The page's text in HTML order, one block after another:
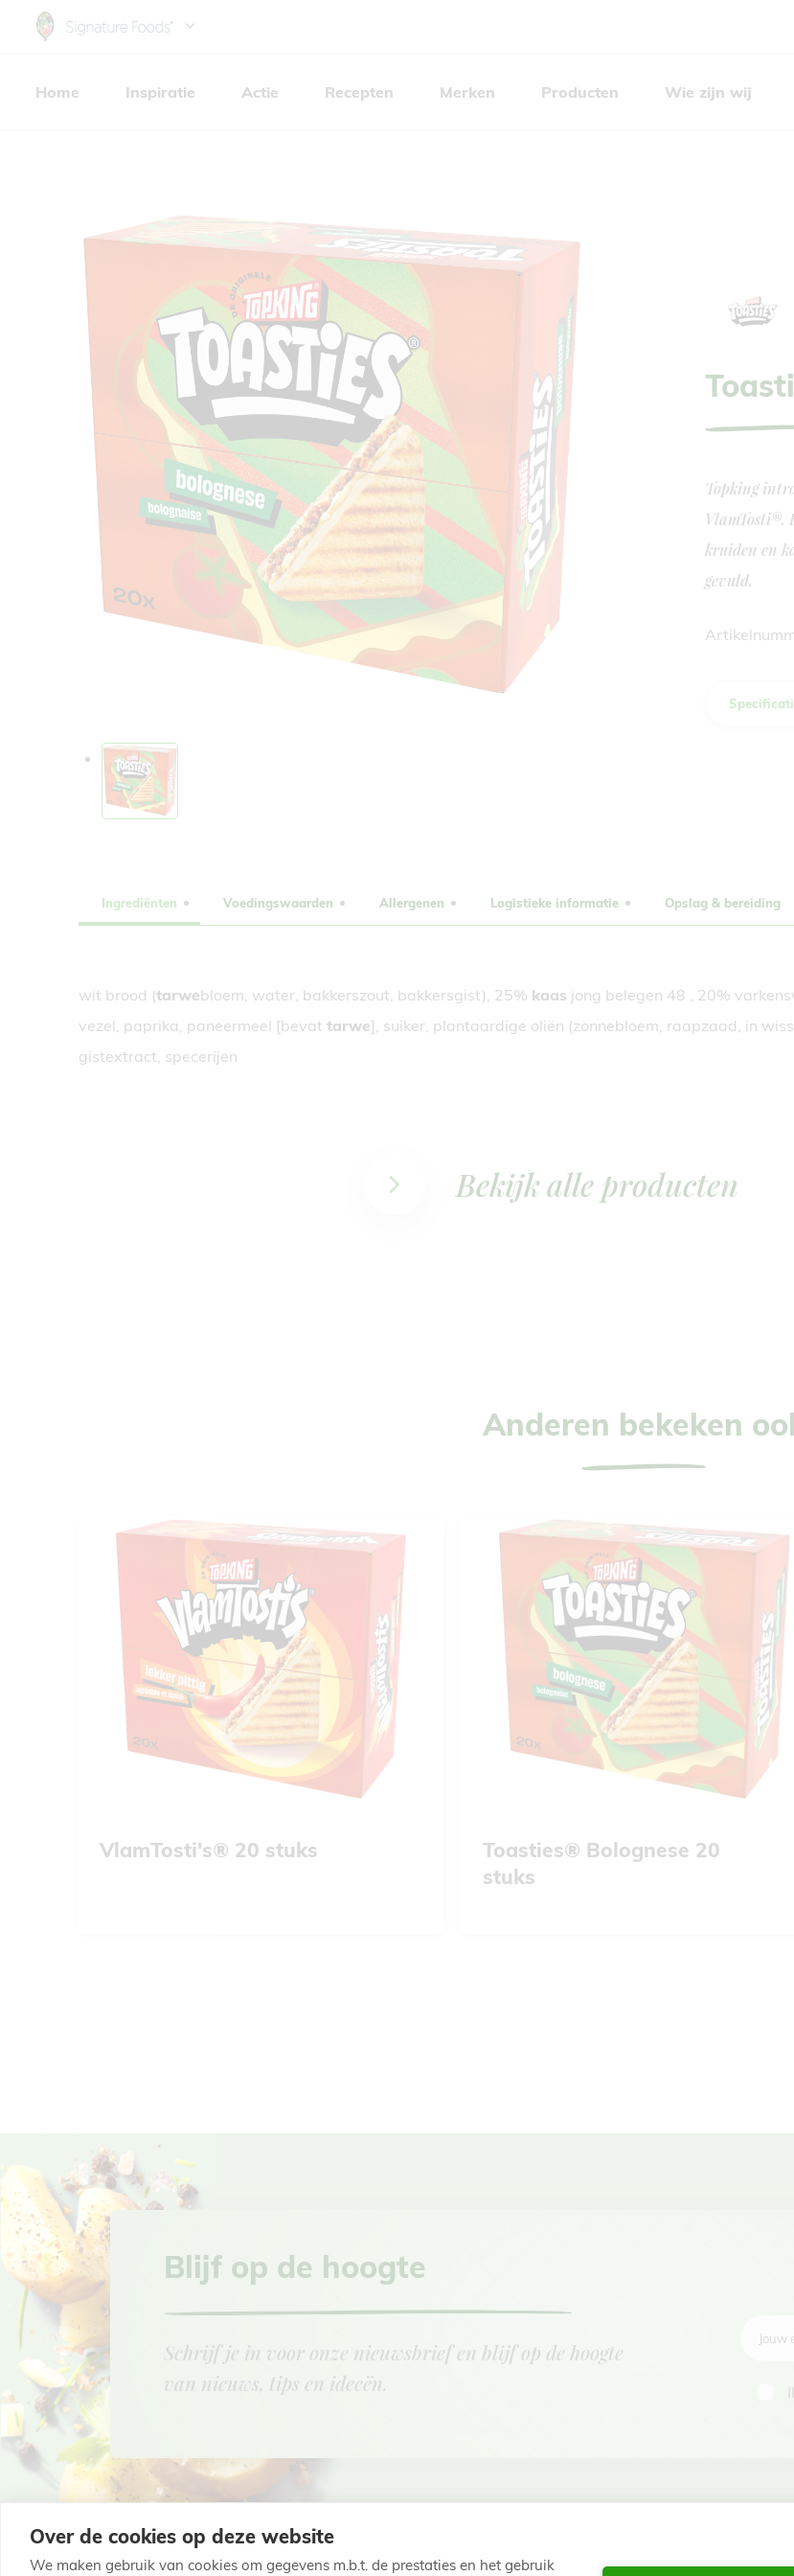
Over de cookies op deze website
We maken gebruik van cookies om gegevens m.b.t. de prestaties en het gebruik
Home Inspiratie Actie Recepten Merken Producten Wie zijn wij
Topking
VlamTosti®.
kruiden en
gevuld.
Ingrediënten Voedingswaarden Allergenen Logistieke informatie Opslag & bereiding
wit brood (tarwebloem, water, bakkerszout, bakkersgist), 25% kaas jong belegen 48 , 20%
vezel, paprika, paneermeel [bevat tarwe], suiker, plantaardige oliën (zonnebloem, raapzaad, in
gistextract, specerijen
Bekijk alle producten
Anderen bekeken
VlamTosti's® 20 stuks
Toasties® Bolognese 20
stuks
Blijf op de hoogte
Schrijf je in voor onze nieuwsbrief en blijf op de hoogte
van nieuws, tips en ideeën.
Jouw